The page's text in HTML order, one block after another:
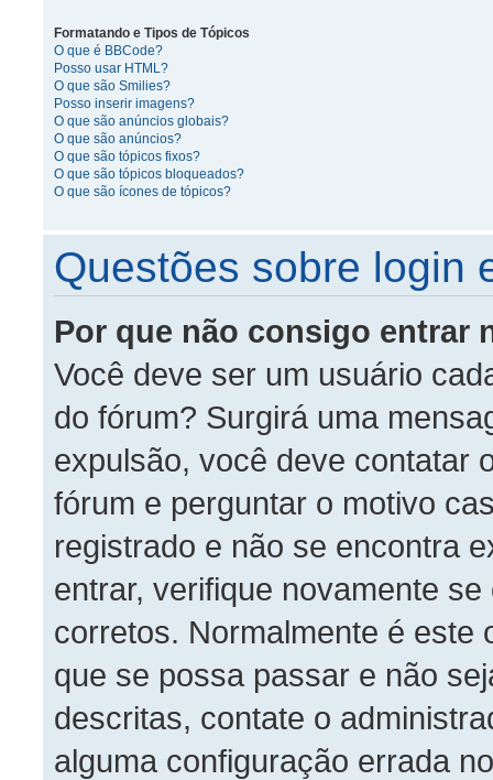
Formatando e Tipos de Tópicos
O que é BBCode?
Posso usar HTML?
O que são Smilies?
Posso inserir imagens?
O que são anúncios globais?
O que são anúncios?
O que são tópicos fixos?
O que são tópicos bloqueados?
O que são ícones de tópicos?
Questões sobre login
Por que não consigo entrar
Você deve ser um usuário
do fórum? Surgirá uma
expulsão, você deve contatar
fórum e perguntar o motivo
registrado e não se encontra
entrar, verifique novamente
corretos. Normalmente é este
que se possa passar e não
descritas, contate o
alguma configuração errada